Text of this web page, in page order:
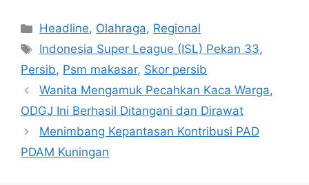
Kategori
Headline, Olahraga, Regional
Tag
Indonesia Super League (ISL) Pekan 33,
Persib, Psm makasar, Skor persib
Wanita Mengamuk Pecahkan Kaca Warga,
ODGJ Ini Berhasil Ditangani dan Dirawat
Menimbang Kepantasan Kontribusi PAD
PDAM Kuningan